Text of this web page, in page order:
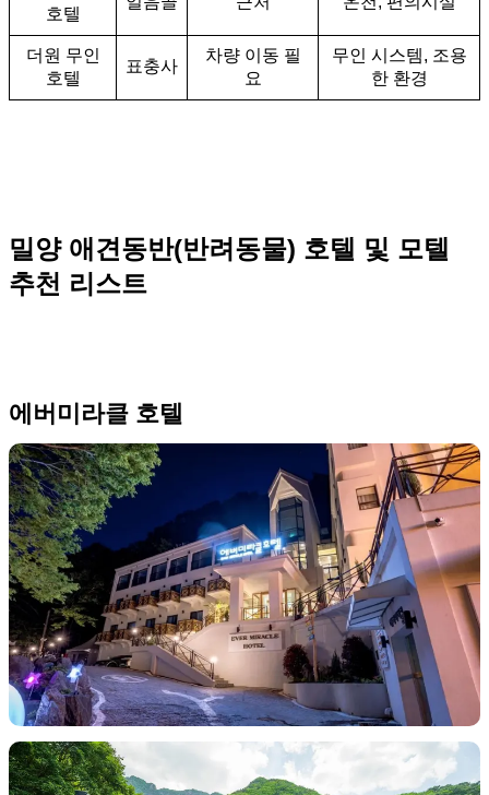
호텔
더원 무인
호텔
표충사
차량 이동 필
요
무인 시스템, 조용
한 환경
밀양 애견동반(반려동물) 호텔 및 모텔
추천 리스트
에버미라클 호텔